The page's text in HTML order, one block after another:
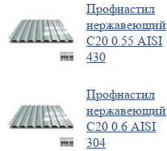
Профнастил
нержавеющий
С20 0.55 AISI
430
Профнастил
нержавеющий
С20 0.6 AISI
304